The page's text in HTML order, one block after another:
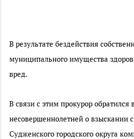
В результате бездействия
муниципального имущества
вред.
В связи с этим прокурор обратился
несовершеннолетней о
Судженского городского округа